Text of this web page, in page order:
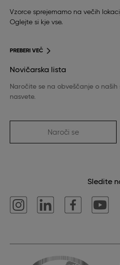
Vzorce sprejemamo na večih
Oglejte si kje vse.
PREBERI VEČ
Novičarska lista
Naročite se na obveščanje o
nasvete.
Naroči se
Sledite